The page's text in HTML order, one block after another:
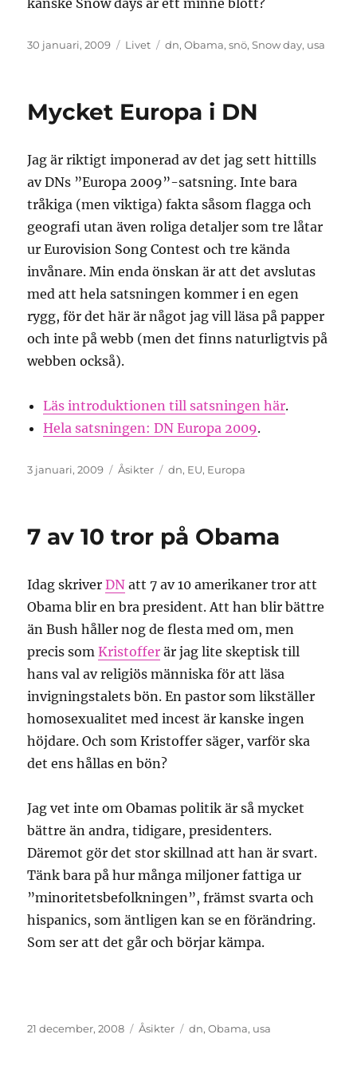
Publicerat
30 januari, 2009 Kategorier
Livet Etiketter
dn,Obama,snö,Snow day, usa
Mycket Europa i DN
Jag är riktigt imponerad av det jag sett hittills
av DNs ”Europa 2009”-satsning. Inte bara
tråkiga (men viktiga) fakta såsom flagga och
geografi utan även roliga detaljer som tre låtar
ur Eurovision Song Contest och tre kända
invånare. Min enda önskan är att det avslutas
med att hela satsningen kommer i en egen
rygg, för det här är något jag vill läsa på papper
och inte på webb (men det finns naturligtvis på
webben också).
Läs introduktionen till satsningen här.
Hela satsningen: DN Europa 2009.
Publicerat
3 januari, 2009 Kategorier
Åsikter Etiketter
dn, EU, Europa
7 av 10 tror på Obama
Idag skriverDN att 7 av 10 amerikaner tror att
Obama blir en bra president. Att han blir bättre
än Bush håller nog de flesta med om, men
precis somKristoffer är jag lite skeptisk till
hans val av religiös människa för att läsa
invigningstalets bön. En pastor som likställer
homosexualitet med incest är kanske ingen
höjdare. Och som Kristoffer säger, varför ska
det ens hållas en bön?
Jag vet inte om Obamas politik är så mycket
bättre än andra, tidigare, presidenters.
Däremot gör det stor skillnad att han är svart.
Tänk bara på hur många miljoner fattiga ur
”minoritetsbefolkningen”, främst svarta och
hispanics, som äntligen kan se en förändring.
Som ser att det går och börjar kämpa.
Publicerat
21 december, 2008 Kategorier
Åsikter Etiketter
dn,Obama, usa